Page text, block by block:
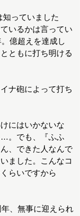
知っていました
いるかは言ってい
億超えを達成し
ともに打ち明ける
ナ砲によって打ち
にはいかないな
。でも、『ふふ
、できた人なんで
ました。こんなコ
らいですから
、無事に迎えられ